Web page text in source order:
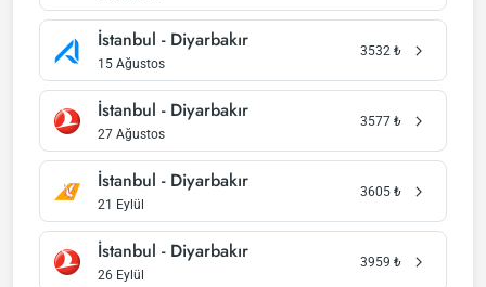
İstanbul - Diyarbakır
15 Ağustos
3532 ₺
İstanbul - Diyarbakır
27 Ağustos
3577 ₺
İstanbul - Diyarbakır
21 Eylül
3605 ₺
İstanbul - Diyarbakır
26 Eylül
3959 ₺